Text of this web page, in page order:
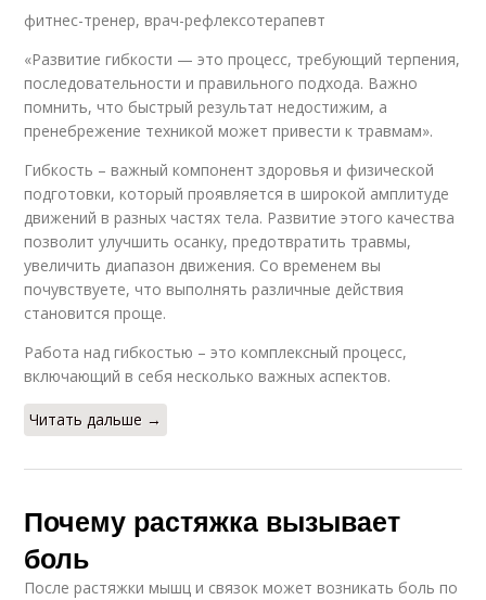
фитнес-тренер, врач-рефлексотерапевт
«Развитие гибкости — это процесс, требующий терпения,
последовательности и правильного подхода. Важно
помнить, что быстрый результат недостижим, а
пренебрежение техникой может привести к травмам».
Гибкость – важный компонент здоровья и физической
подготовки, который проявляется в широкой амплитуде
движений в разных частях тела. Развитие этого качества
позволит улучшить осанку, предотвратить травмы,
увеличить диапазон движения. Со временем вы
почувствуете, что выполнять различные действия
становится проще.
Работа над гибкостью – это комплексный процесс,
включающий в себя несколько важных аспектов.
Читать дальше →
Почему растяжка вызывает
боль
После растяжки мышц и связок может возникать боль по